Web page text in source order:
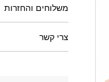
משלוחים והחזרות
צרי קשר